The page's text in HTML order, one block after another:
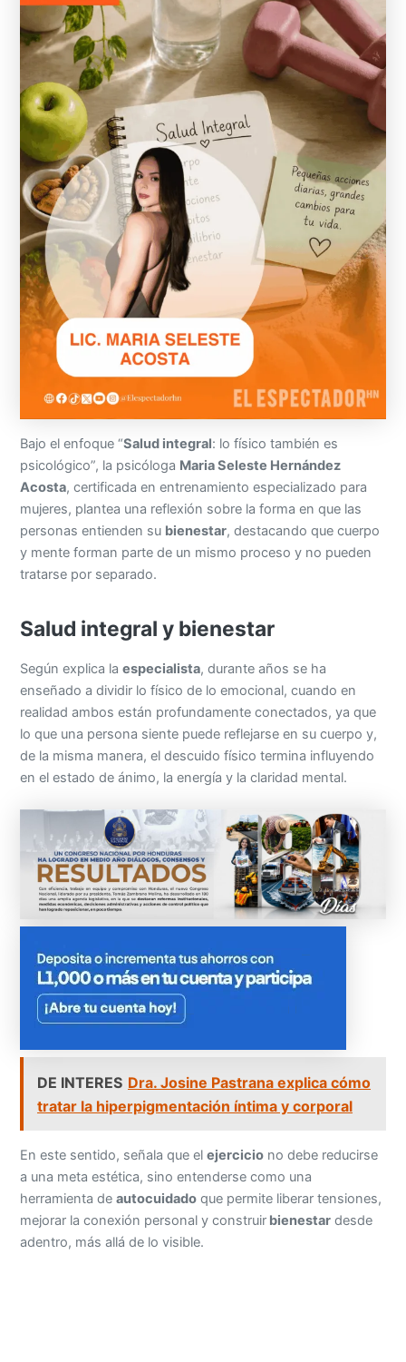
Bajo el enfoque “Salud integral
: lo físico también es
psicológico”, la psicólogaMaria Seleste Hernández
Acosta, certificada en entrenamiento especializado para
mujeres, plantea una reflexión sobre la forma en que las
personas entienden subienestar, destacando que cuerpo
y mente forman parte de un mismo proceso y no pueden
tratarse por separado.
Salud integral y bienestar
Según explica laespecialista, durante años se ha
realidad ambos están profundamente conectados, ya que
lo que una persona siente puede reflejarse en su cuerpo y,
de la misma manera, el descuido físico termina influyendo
en el estado de ánimo, la energía y la claridad mental.
En este sentido, señala que elejerciciono debe reducirse
a una meta estética, sino entenderse como una
herramienta deautocuidadoque permite liberar tensiones,
mejorar la conexión personal y construirbienestar
adentro, más allá de lo visible.